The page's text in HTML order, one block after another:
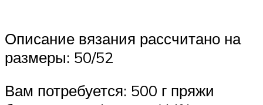
Описание вязания рассчитано на
размеры: 50/52
Вам потребуется: 500 г пряжи